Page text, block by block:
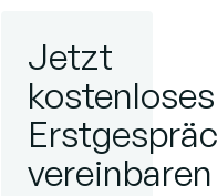
Jetzt
kostenloses
vereinbaren